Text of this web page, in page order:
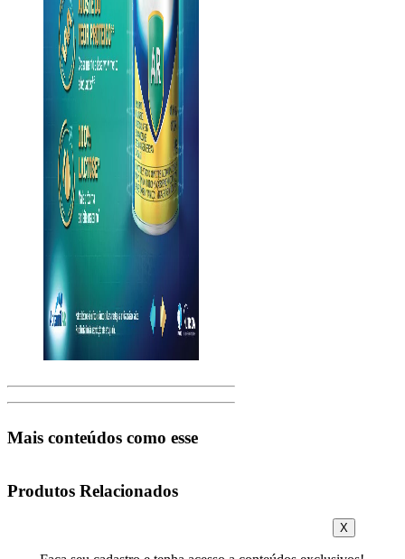
Mais conteúdos como esse
Produtos Relacionados
X